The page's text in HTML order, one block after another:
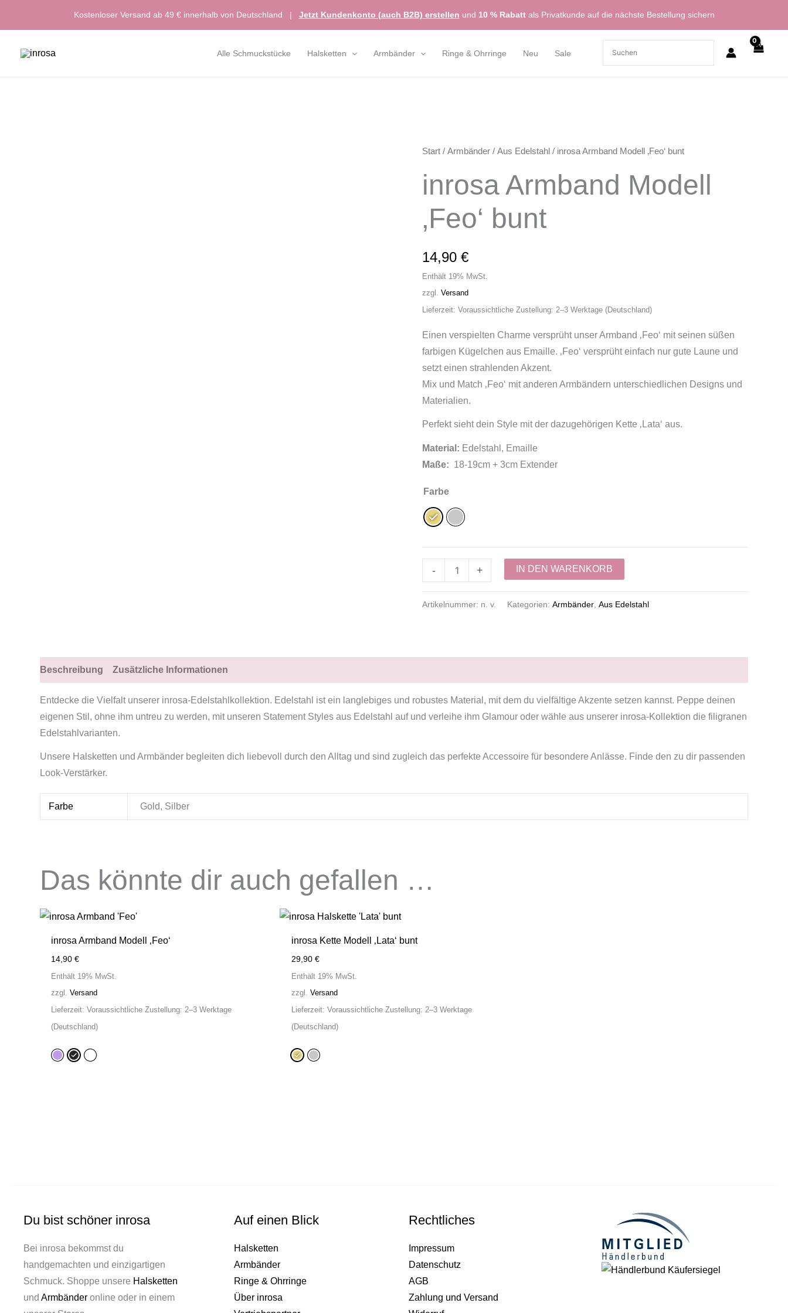
Kostenloser Versand ab 49 € innerhalb von Deutschland | Jetzt Kundenkonto (auch B2B) erstellen und 10 % Rabattals Privatkunde auf die nächste Bestellung sichern
Alle Schmuckstücke Halsketten Armbänder Ringe & Ohrringe Neu Sale
Start /Armbänder /Aus Edelstahl / inrosa Armband Modell ‚Feo‘ bunt
inrosa Armband Modell
‚Feo‘ bunt
14,90€
Enthält 19% MwSt.
zzgl.Versand
Lieferzeit: Voraussichtliche Zustellung: 2–3 Werktage (Deutschland)
Einen verspielten Charme versprüht unser Armband ‚Feo‘ mit seinen süßen
farbigen Kügelchen aus Emaille. ‚Feo‘ versprüht einfach nur gute Laune und
setzt einen strahlenden Akzent.
Mix und Match ‚Feo‘ mit anderen Armbändern unterschiedlichen Designs und
Materialien.
Perfekt sieht dein Style mit der dazugehörigen Kette ‚Lata‘ aus.
Material: Edelstahl, Emaille
Maße: 18-19cm + 3cm Extender
Farbe
-
inrosa
Modell
bunt
Menge
+ IN DEN WARENKORB
Artikelnummer: n. v. Kategorien:Armbänder ,Aus Edelstahl
Beschreibung Zusätzliche Informationen
Entdecke die Vielfalt unserer inrosa-Edelstahlkollektion. Edelstahl ist ein langlebiges und robustes Material, mit dem du vielfältige Akzente setzen kannst. Peppe deinen
eigenen Stil, ohne ihm untreu zu werden, mit unseren Statement Styles aus Edelstahl auf und verleihe ihm Glamour oder wähle aus unserer inrosa-Kollektion die filigranen
Edelstahlvarianten.
Unsere Halsketten und Armbänder begleiten dich liebevoll durch den Alltag und sind zugleich das perfekte Accessoire für besondere Anlässe. Finde den zu dir passenden
Look-Verstärker.
Farbe Gold, Silber
Das könnte dir auch gefallen …
inrosa Armband Modell ‚Feo‘
14,90€
Enthält 19% MwSt.
zzgl.Versand
Lieferzeit: Voraussichtliche Zustellung: 2–3 Werktage
(Deutschland)
inrosa Kette Modell ‚Lata‘ bunt
29,90 €
Enthält 19% MwSt.
zzgl. Versand
Lieferzeit: Voraussichtliche Zustellung: 2–3 Werktage
(Deutschland)
Du bist schöner inrosa
Bei inrosa bekommst du
handgemachten und einzigartigen
Schmuck. Shoppe unsere Halsketten
und Armbänder online oder in einem
Auf einen Blick
Halsketten
Armbänder
Ringe & Ohrringe
Über inrosa
Rechtliches
Impressum
Datenschutz
AGB
Zahlung und Versand